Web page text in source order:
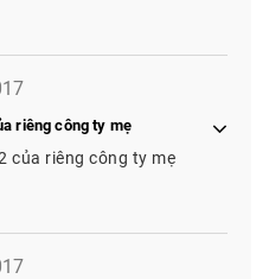
riêng công ty mẹ
của riêng công ty mẹ